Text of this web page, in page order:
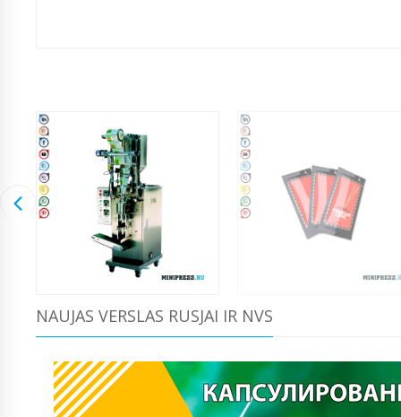
NAUJAS VERSLAS RUSJAI IR NVS